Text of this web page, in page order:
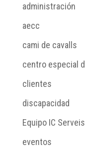
administración
aecc
cami de cavalls
centro especial
clientes
discapacidad
Equipo IC Serveis
eventos